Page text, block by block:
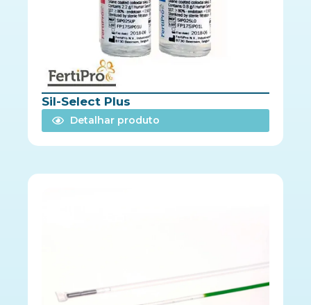
Sil-Select Plus
Detalhar produto